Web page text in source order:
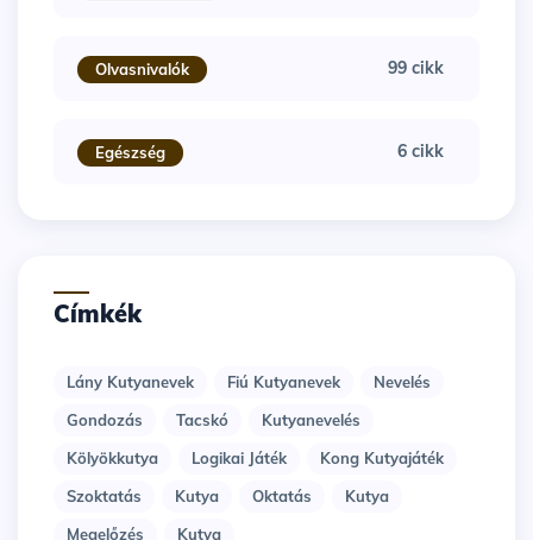
Olvasnivalók 99 cikk
Egészség 6 cikk
Címkék
Lány Kutyanevek Fiú Kutyanevek
Nevelés
Gondozás
Tacskó
Kutyanevelés
Kölyökkutya
Logikai Játék
Kong Kutyajáték
Szoktatás
Kutya Oktatás
Kutya
Megelőzés
Kutya